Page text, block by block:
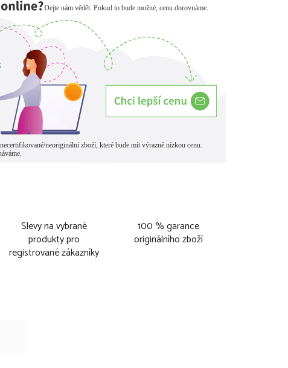
Slevy na vybrané
produkty pro
registrované zákazníky
100 % garance
originálního zboží